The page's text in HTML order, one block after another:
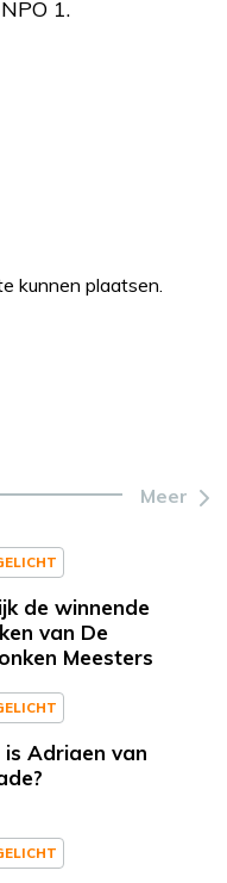
1.
kunnen plaatsen.
Meer
de winnende
van De
Meesters
is Adriaen van